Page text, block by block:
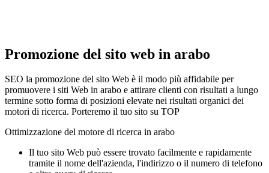
Promozione del sito web in arabo
SEO la promozione del sito Web è il modo più affidabile per
promuovere i siti Web in arabo e attirare clienti con risultati a lungo
termine sotto forma di posizioni elevate nei risultati organici dei
motori di ricerca. Porteremo il tuo sito su TOP
Ottimizzazione del motore di ricerca in arabo
Il tuo sito Web può essere trovato facilmente e rapidamente
tramite il nome dell'azienda, l'indirizzo o il numero di telefono